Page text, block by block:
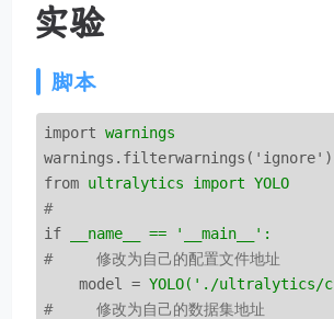
实验
脚本
import warnings
warnings.filterwarnings('ignore')
from ultralytics import YOLO
#
if
__name__ == '__main__':
#     修改为自己的配置文件地址
model
= YOLO('./ultralytics/
#     修改为自己的数据集地址